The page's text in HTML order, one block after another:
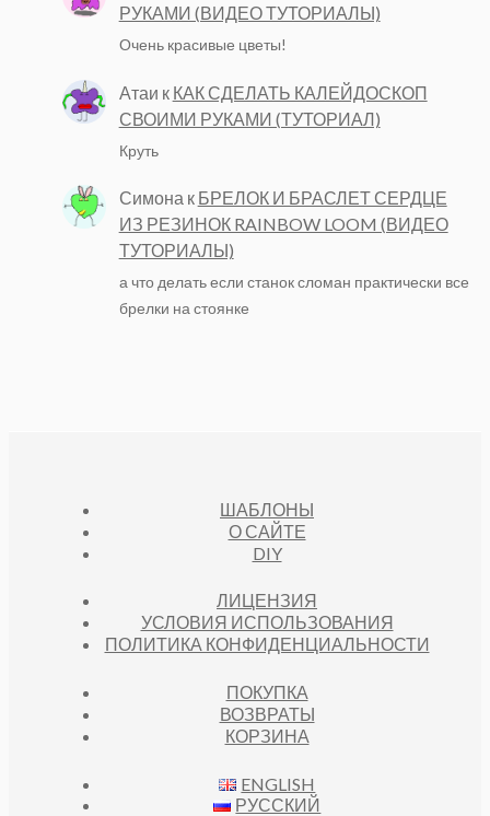
РУКАМИ (ВИДЕО ТУТОРИАЛЫ)
Очень красивые цветы!
Атаи к КАК СДЕЛАТЬ КАЛЕЙДОСКОП
СВОИМИ РУКАМИ (ТУТОРИАЛ)
Круть
Симона к БРЕЛОК И БРАСЛЕТ СЕРДЦЕ
ИЗ РЕЗИНОК RAINBOW LOOM (ВИДЕО
ТУТОРИАЛЫ)
а что делать если станок сломан практически все
брелки на стоянке
ШАБЛОНЫ
О САЙТЕ
DIY
ЛИЦЕНЗИЯ
УСЛОВИЯ ИСПОЛЬЗОВАНИЯ
ПОЛИТИКА КОНФИДЕНЦИАЛЬНОСТИ
ПОКУПКА
ВОЗВРАТЫ
КОРЗИНА
ENGLISH
РУССКИЙ